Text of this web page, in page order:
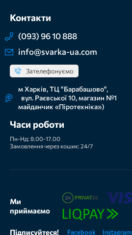
Контакти
(093) 96 10 888
info@svarka-ua.com
Зателефонуємо
м Харків, ТЦ "Барабашово",
вул. Раєвської 10, магазин №1
майданчик «Піротехніка»)
Часи роботи
Пн-Нд: 8.00-17.00
Замовлення через кошик: 24/7
Ми
приймаємо
Підписуйтеся! Facebook Instagram